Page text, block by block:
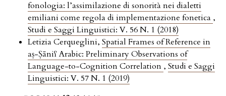
fonologia: l’assimilazione di sonorità nei dialetti
emiliani come regola di implementazione fonetica ,
Studi e Saggi Linguistici: V. 56 N. 1 (2018)
Letizia Cerqueglini, Spatial Frames of Reference in
aṣ-Ṣāniʕ Arabic: Preliminary Observations of
Language-to-Cognition Correlation , Studi e Saggi
Linguistici: V. 57 N. 1 (2019)